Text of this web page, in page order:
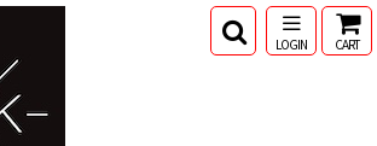
LOGIN CART